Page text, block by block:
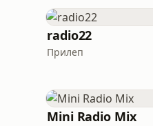
radio22
Прилеп
Mini Radio Mix